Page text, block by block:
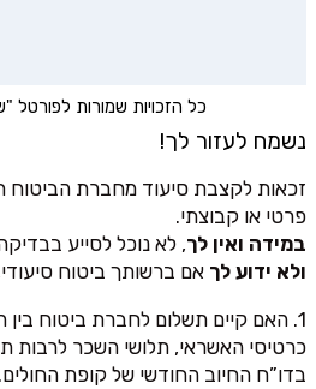
כל הזכויות שמורות לפורטל
נשמח לעזור לך!
זכאות לקצבת סיעוד מחברת הביטוח
פרטי או קבוצתי.
במידה ואין לך, לא נוכל לסייע
ולא ידוע לך אם ברשותך ביטוח
1. האם קיים תשלום לחברת ביטוח
כרטיסי האשראי, תלושי השכר לרבות
בדו”ח החיוב החודשי של קופת החולים.